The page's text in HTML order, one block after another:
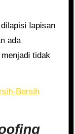
lapisan
ada
menjadi tidak
Bersih